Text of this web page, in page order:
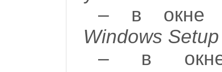
– в
Windows
– в окне